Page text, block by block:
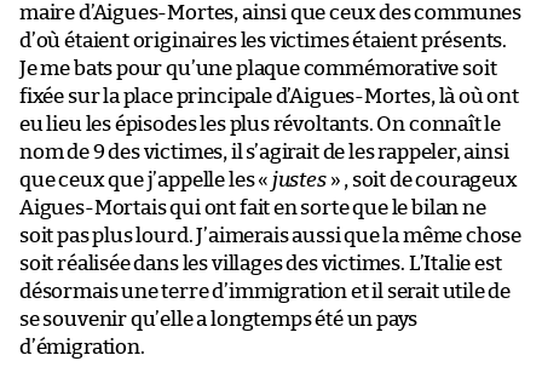
maire d’Aigues-Mortes, ainsi que ceux des communes
d’où étaient originaires les victimes étaient présents.
Je me bats pour qu’une plaque commémorative soit
fixée sur la place principale d’Aigues-Mortes, là où ont
eu lieu les épisodes les plus révoltants. On connaît le
nom de 9 des victimes, il s’agirait de les rappeler, ainsi
que ceux que j’appelle les « justes» , soit de courageux
Aigues-Mortais qui ont fait en sorte que le bilan ne
soit pas plus lourd. J’aimerais aussi que la même chose
soit réalisée dans les villages des victimes. L’Italie est
désormais une terre d’immigration et il serait utile de
se souvenir qu’elle a longtemps été un pays
d’émigration.